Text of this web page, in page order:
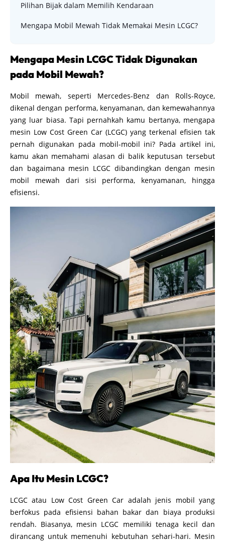
Pilihan Bijak dalam Memilih Kendaraan
Mengapa Mobil Mewah Tidak Memakai Mesin LCGC?
Mengapa Mesin LCGC Tidak Digunakan
pada Mobil Mewah?
Mobil mewah, seperti Mercedes-Benz dan Rolls-Royce,
dikenal dengan performa, kenyamanan, dan kemewahannya
yang luar biasa. Tapi pernahkah kamu bertanya, mengapa
mesin Low Cost Green Car (LCGC) yang terkenal efisien tak
pernah digunakan pada mobil-mobil ini? Pada artikel ini,
kamu akan memahami alasan di balik keputusan tersebut
dan bagaimana mesin LCGC dibandingkan dengan mesin
mobil mewah dari sisi performa, kenyamanan, hingga
efisiensi.
Apa Itu Mesin LCGC?
LCGC atau Low Cost Green Car adalah jenis mobil yang
berfokus pada efisiensi bahan bakar dan biaya produksi
rendah. Biasanya, mesin LCGC memiliki tenaga kecil dan
dirancang untuk memenuhi kebutuhan sehari-hari. Mesin